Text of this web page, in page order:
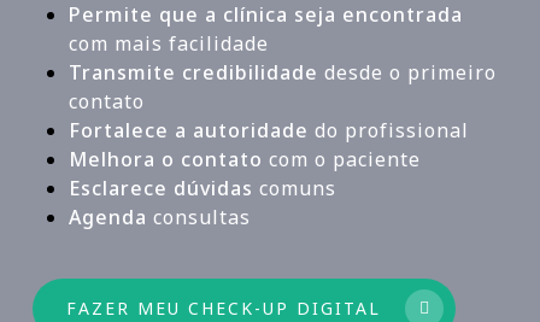
Permite que a clínica seja encontrada
com mais facilidade
Transmite credibilidade desde o primeiro
contato
Fortalece a autoridade do profissional
Melhora o contato com o paciente
Esclarece dúvidas comuns
Agenda consultas
FAZER MEU CHECK-UP DIGITAL